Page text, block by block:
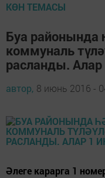
КӨН ТЕМАСЫ
Буа районында
коммуналь
расланды.
автор, 8 июнь 2016 -
Әлеге карарга 1